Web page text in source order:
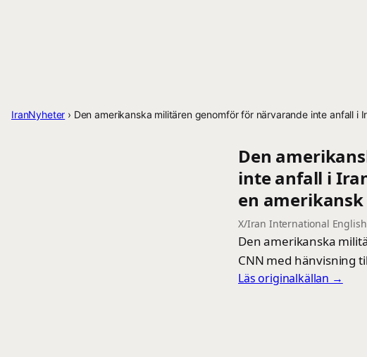
IranNyheter › Den amerikanska militären genomför för närvarande inte anfall
Den
inte anfall i
en
X/Iran International English
Den amerikanska
CNN med hänvisning
Läs originalkällan →